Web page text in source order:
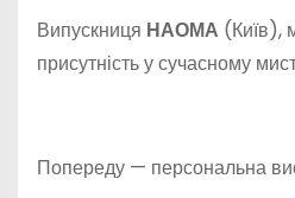
Випускниця НАОМА (Київ),
присутність у сучасному
Попереду — персональна